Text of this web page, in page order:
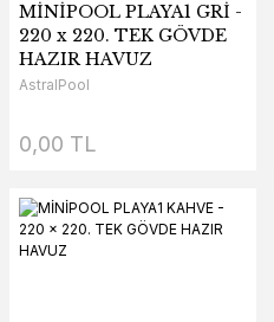
MİNİPOOL PLAYA1 GRİ -
220 x 220. TEK GÖVDE
HAZIR HAVUZ
AstralPool
0,00 TL